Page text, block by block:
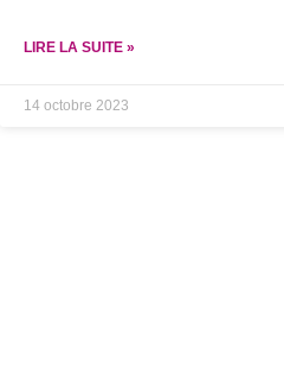
LIRE LA SUITE »
14 octobre 2023